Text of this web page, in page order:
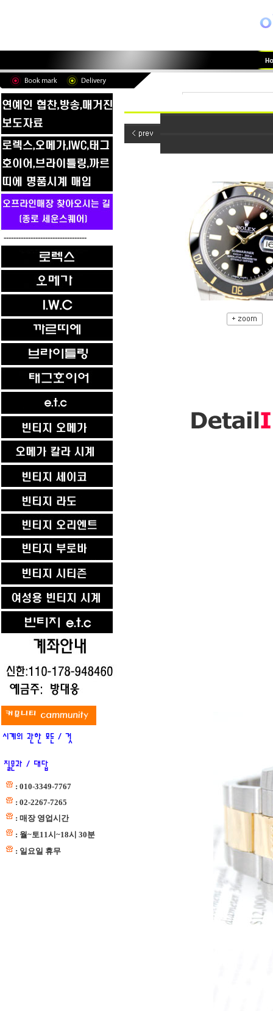
----------------------------------
: 010-3349-7767
: 02-2267-7265
: 매장 영업시간
: 월~토11시~18시 30분
: 일요일 휴무